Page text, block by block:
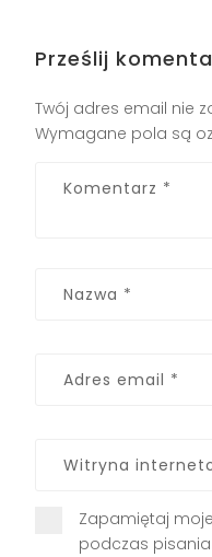
Prześlij
Twój adres email nie
Wymagane pola są
Zapamiętaj
podczas